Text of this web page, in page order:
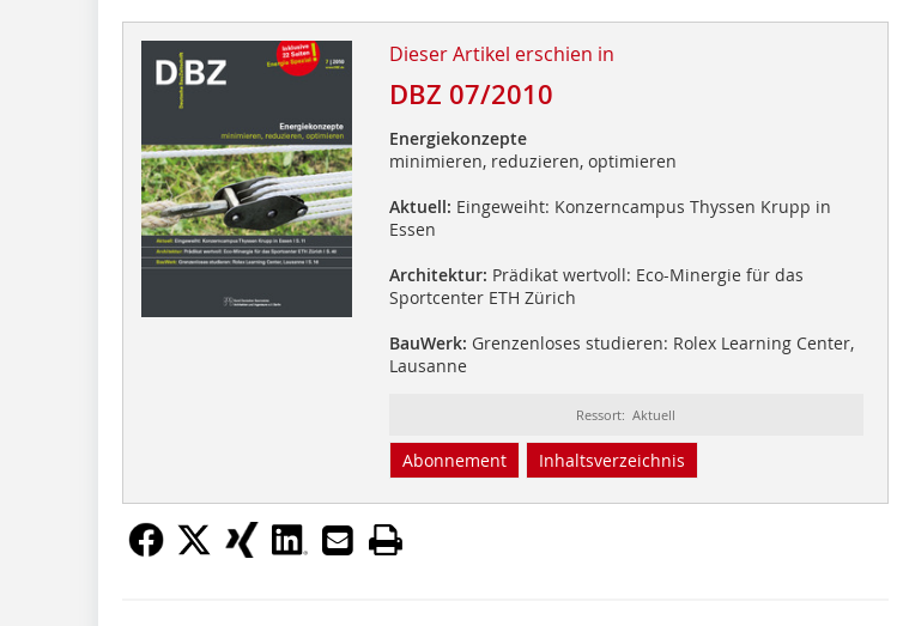
Dieser Artikel erschien in
DBZ 07/2010
Energiekonzepte
minimieren, reduzieren, optimieren
Aktuell: Eingeweiht: Konzerncampus Thyssen Krupp in
Essen
Architektur: Prädikat wertvoll: Eco-Minergie für das
Sportcenter ETH Zürich
BauWerk: Grenzenloses studieren: Rolex Learning Center,
Lausanne
Ressort: Aktuell
Abonnement Inhaltsverzeichnis